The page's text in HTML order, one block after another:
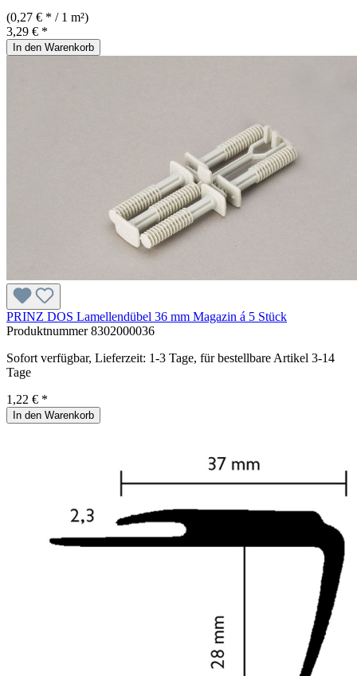
(0,27 € * / 1 m²)
3,29 € *
In den Warenkorb
PRINZ DOS Lamellendübel 36 mm Magazin á 5 Stück
Produktnummer8302000036
Sofort verfügbar, Lieferzeit: 1-3 Tage, für bestellbare Artikel 3-14
Tage
1,22 € *
In den Warenkorb